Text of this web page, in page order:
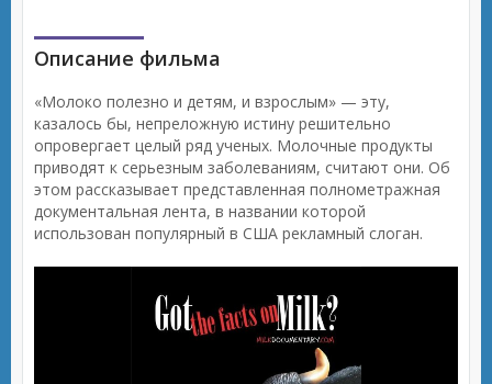
Описание фильма
«Молоко полезно и детям, и взрослым» — эту,
казалось бы, непреложную истину решительно
опровергает целый ряд ученых. Молочные продукты
приводят к серьезным заболеваниям, считают они. Об
этом рассказывает представленная полнометражная
документальная лента, в названии которой
использован популярный в США рекламный слоган.